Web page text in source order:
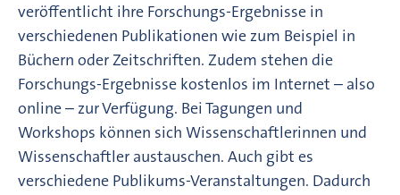
veröffentlicht ihre Forschungs-Ergebnisse in
verschiedenen Publikationen wie zum Beispiel in
Büchern oder Zeitschriften. Zudem stehen die
Forschungs-Ergebnisse kostenlos im Internet – also
online – zur Verfügung. Bei Tagungen und
Workshops können sich Wissenschaftlerinnen und
Wissenschaftler austauschen. Auch gibt es
verschiedene Publikums-Veranstaltungen. Dadurch